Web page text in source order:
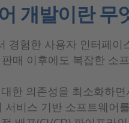
개발이란 무
경험한 사용자 인터페
매 이후에도 복잡한 소
한 의존성을 최소화하
서비스 기반 소프트웨